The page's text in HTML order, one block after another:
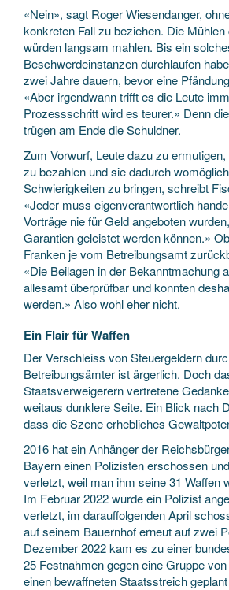
«Nein», sagt Roger Wiesendanger,
konkreten Fall zu beziehen. Die
würden langsam mahlen. Bis ein
Beschwerdeinstanzen durchlaufen
zwei Jahre dauern, bevor eine
«Aber irgendwann trifft es die Leute
Prozessschritt wird es teurer.» Denn
trügen am Ende die Schuldner.
Zum Vorwurf, Leute dazu zu
zu bezahlen und sie dadurch
Schwierigkeiten zu bringen, schreibt
«Jeder muss eigenverantwortlich
Vorträge nie für Geld angeboten
Garantien geleistet werden können.»
Franken je vom Betreibungsamt
«Die Beilagen in der Bekanntmachung
allesamt überprüfbar und konnten
werden.» Also wohl eher nicht.
Ein Flair für Waffen
Der Verschleiss von Steuergeldern
Betreibungsämter ist ärgerlich. Doch
Staatsverweigerern vertretene
weitaus dunklere Seite. Ein Blick nach
dass die Szene erhebliches
2016 hat ein Anhänger der
Bayern einen Polizisten erschossen
verletzt, weil man ihm seine 31 Waffen
Im Februar 2022 wurde ein Polizist
verletzt, im darauffolgenden April
auf seinem Bauernhof erneut auf zwei
Dezember 2022 kam es zu einer
25 Festnahmen gegen eine Gruppe
einen bewaffneten Staatsstreich